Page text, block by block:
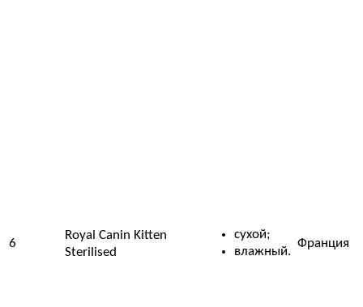
6
Royal Canin Kitten
Sterilised
сухой;
влажный.
Франция